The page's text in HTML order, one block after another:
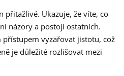
přitažlivé. Ukazuje, že víte, co
názory a postoji ostatních.
přístupem vyzařovat jistotu, což
je důležité rozlišovat mezi